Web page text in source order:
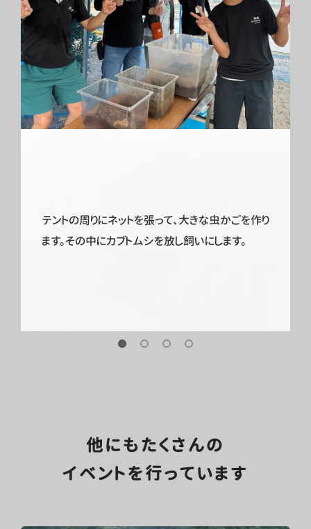
テントの周りにネットを張って、大きな虫かごを作り
ます。その中にカブトムシを放し飼いにします。
他にもたくさんの
イベントを行っています